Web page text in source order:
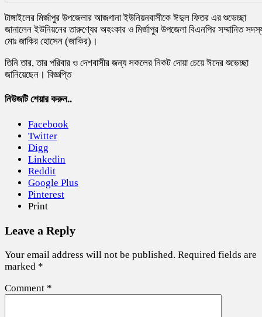
টাঙ্গাইলের মির্জাপুর উপজেলার আজগানা ইউনিয়নবাসীকে ঈদুল ফিতর এর শুভেচ্ছা
জানালেন ইউনিয়নের তারুণ্যের অহংকার ও মির্জাপুর উপজেলা বিএনপির সম্মানিত
মোঃ জাকির হোসেন (জাকির)।
তিনি তার, তার পরিবার ও দেশবাসীর জন্য সকলের নিকট দোয়া চেয়ে ঈদের শুভেচ্ছা
জানিয়েছেন। বিজ্ঞপ্তি
নিউজটি শেয়ার করুন..
Facebook
Twitter
Digg
Linkedin
Reddit
Google Plus
Pinterest
Print
Leave a Reply
Your email address will not be published. Required fields are
marked *
Comment *